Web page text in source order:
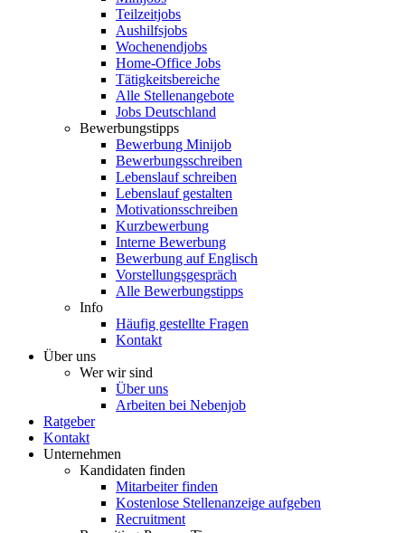
Teilzeitjobs
Aushilfsjobs
Wochenendjobs
Home-Office Jobs
Tätigkeitsbereiche
Alle Stellenangebote
Jobs Deutschland
Bewerbungstipps
Bewerbung Minijob
Bewerbungsschreiben
Lebenslauf schreiben
Lebenslauf gestalten
Motivationsschreiben
Kurzbewerbung
Interne Bewerbung
Bewerbung auf Englisch
Vorstellungsgespräch
Alle Bewerbungstipps
Info
Häufig gestellte Fragen
Kontakt
Über uns
Wer wir sind
Über uns
Arbeiten bei Nebenjob
Ratgeber
Kontakt
Unternehmen
Kandidaten finden
Mitarbeiter finden
Kostenlose Stellenanzeige aufgeben
Recruitment